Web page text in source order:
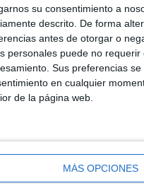
su consentimiento a
descrito. De forma
antes de otorgar o
personales puede no
Sus preferencias
en cualquier
de la página web.
MÁS OPCIONES